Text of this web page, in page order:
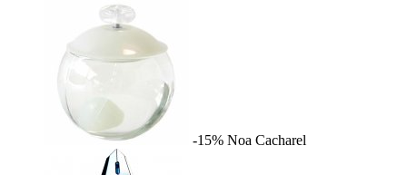
-15% Noa Cacharel